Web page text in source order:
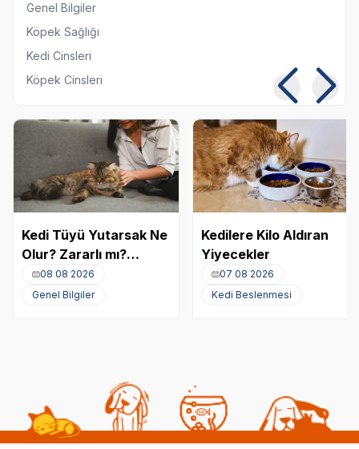
Genel Bilgiler
Köpek Sağlığı
Kedi Cinsleri
Köpek Cinsleri
Kedi Tüyü Yutarsak Ne
Olur? Zararlı mı?
Akciğere Kedi Tüyü
Kaçması
08 08 2026
Genel Bilgiler
Kedilere Kilo Aldıran
Yiyecekler
07 08 2026
Kedi Beslenmesi